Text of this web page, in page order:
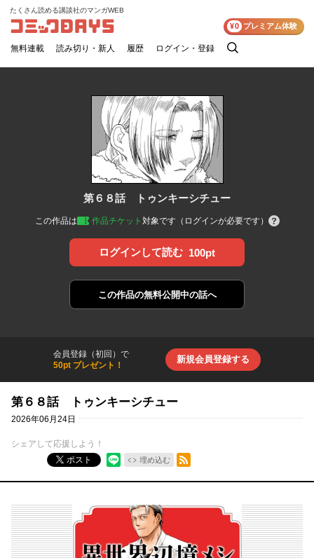
コミックDAYS
たくさん読める講談社のマンガWEB
無料連載 読み切り・新人 履歴 ログイン・登録
検
¥0 プレミアム体験
第６８話 トゥンキーシチュー
この作品は 作品チケット 対象です（ログインが必要です）
ログインして読む 100pt
この作品の無料公開中の話へ
会員登録（初回）で
50pt プレゼント！
新規会員登録する
第６８話 トゥンキーシチュー
2026年06月24日
シェアして応援しよう！
ポスト
埋め込む
RSSフィード